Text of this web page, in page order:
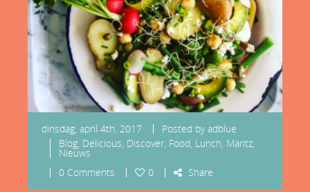
dinsdag, april 4th, 2017 Posted byadblue
Blog, Delicious, Discover, Food, Lunch, Maritz,
Nieuws
0 Comments
0 Share